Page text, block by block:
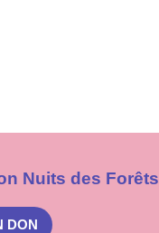
Nuits des Forêts
DON